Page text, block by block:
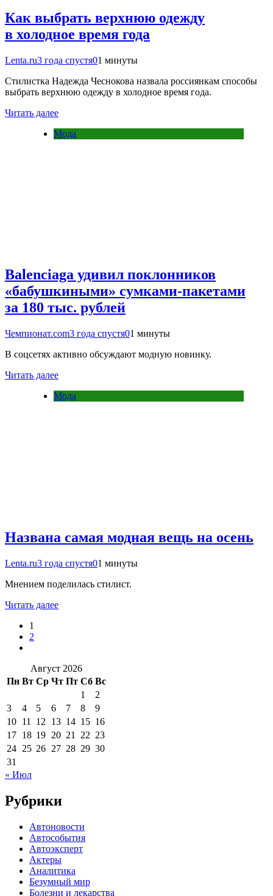
Как выбрать верхнюю одежду
в холодное время года
Lenta.ru3 года спустя01 минуты
Стилистка Надежда Чеснокова назвала россиянкам способы
выбрать верхнюю одежду в холодное время года.
Читать далее
Мода
Balenciaga удивил поклонников
«бабушкиными» сумками-пакетами
за 180 тыс. рублей
Чемпионат.com3 года спустя01 минуты
В соцсетях активно обсуждают модную новинку.
Читать далее
Мода
Названа самая модная вещь на осень
Lenta.ru3 года спустя01 минуты
Мнением поделилась стилист.
Читать далее
1
2
Август 2026
Пн Вт Ср Чт Пт Сб Вс
1
2
3
4 5 6 7 8
9
10 11 12 13 14 15 16
17 18 19 20 21 22 23
24 25 26 27 28 29 30
31
« Июл
Рубрики
Автоновости
Автособытия
Автоэксперт
Актеры
Аналитика
Безумный мир
Болезни и лекарства